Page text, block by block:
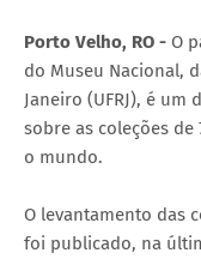
Porto Velho, RO - O
do Museu Nacional,
Janeiro (UFRJ), é
sobre as coleções
o mundo.
O levantamento das
foi publicado, na